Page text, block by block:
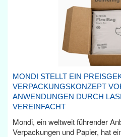
MONDI STELLT EIN
VERPACKUNGSKONZEPT
ANWENDUNGEN DURCH
VEREINFACHT
Mondi, ein weltweit führender
Verpackungen und Papier, hat